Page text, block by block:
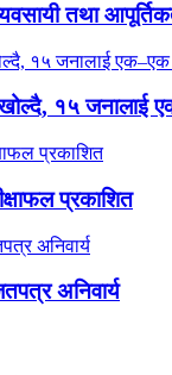
तथा
१५
प्रकाशित
अनिवार्य